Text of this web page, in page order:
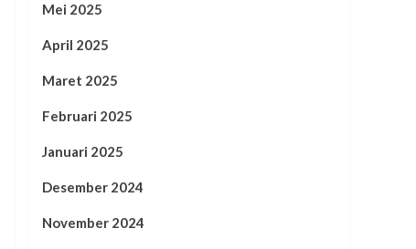
Mei 2025
April 2025
Maret 2025
Februari 2025
Januari 2025
Desember 2024
November 2024